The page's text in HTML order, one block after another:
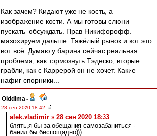
Как зачем? Кидают уже не кость, а
изображение кости. А мы готовы слюни
пускать, обсуждать. Прав Никифорофф,
мазохируем дальше. Тяжёлый рынок и вот это
вот всё. Думаю у барина сейчас реальная
проблема, как тормознуть Тэдеско, вторые
грабли, как с Каррерой он не хочет. Какие
нафиг опорники...
Olddima -
28 сен 2020 18:42
alek.vladimir » 28 сен 2020 18:33
блять,я бы за обещания самозабаниться -
банил бы беспощадно)))